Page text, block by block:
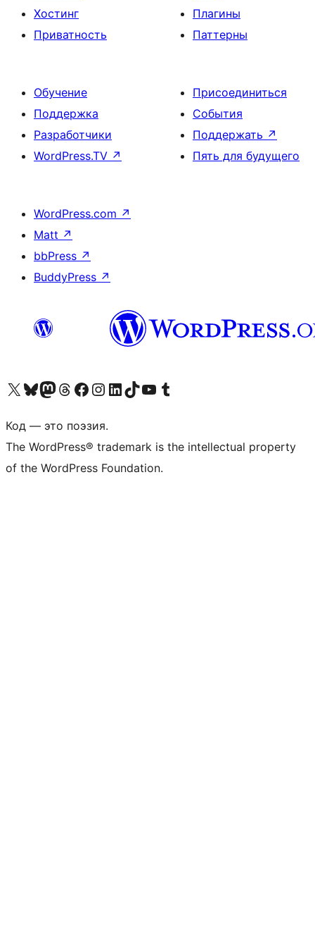
Хостинг
Приватность
Плагины
Паттерны
Обучение
Поддержка
Разработчики
WordPress.TV ↗
Присоединиться
События
Поддержать ↗
Пять для будущего
WordPress.com ↗
Matt ↗
bbPress ↗
BuddyPress ↗
Посетите нас в X (ранее Twitter)
Посетите нашу учётную запись в Bluesky
Посетите нашу ленту в Mastodon
Посетите нашу учётную запись в Threads
Посетите нашу страницу на Facebook
Посетите наш Instagram
Посетите нашу страницу в LinkedIn
Посетите нашу учётную запись в TikTok
Посетите наш канал YouTube
Посетите нашу учётную запись в Tumblr
Код — это поэзия.
The WordPress® trademark is the intellectual property
of the WordPress Foundation.